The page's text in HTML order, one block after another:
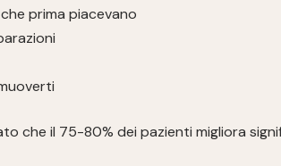
prima piacevano
che il 75-80% dei pazienti migliora